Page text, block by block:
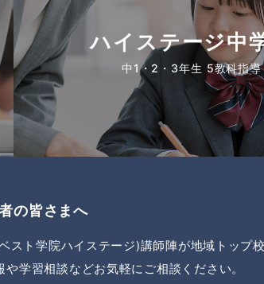
ハイステージ中
中1・2・3年生 5教科指導
の皆さまへ
スト学院ハイステージ)講師陣が地域トップ
や学習相談などお気軽にご相談ください。